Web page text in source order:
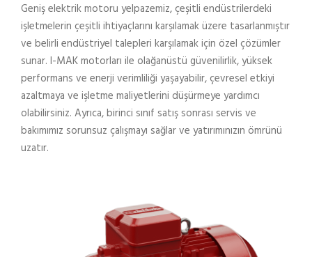
Geniş elektrik motoru yelpazemiz, çeşitli endüstrilerdeki
işletmelerin çeşitli ihtiyaçlarını karşılamak üzere tasarlanmıştır
ve belirli endüstriyel talepleri karşılamak için özel çözümler
sunar. I-MAK motorları ile olağanüstü güvenilirlik, yüksek
performans ve enerji verimliliği yaşayabilir, çevresel etkiyi
azaltmaya ve işletme maliyetlerini düşürmeye yardımcı
olabilirsiniz. Ayrıca, birinci sınıf satış sonrası servis ve
bakımımız sorunsuz çalışmayı sağlar ve yatırımınızın ömrünü
uzatır.